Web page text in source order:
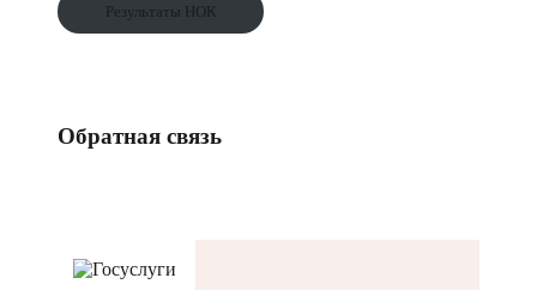
Результаты НОК
Обратная связь